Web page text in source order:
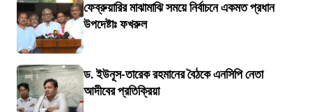
ফেব্রুয়ারির মাঝামাঝি সময়ে নির্বাচনে একমত প্রধান
উপদেষ্টাঃ ফখরুল
ড. ইউনূস-তারেক রহমানের বৈঠকে এনসিপি নেতা
আদীবের প্রতিক্রিয়া